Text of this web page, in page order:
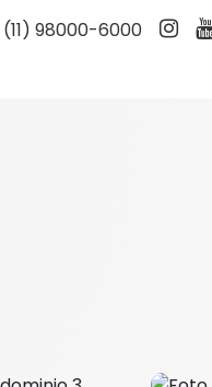
(11) 98000-6000